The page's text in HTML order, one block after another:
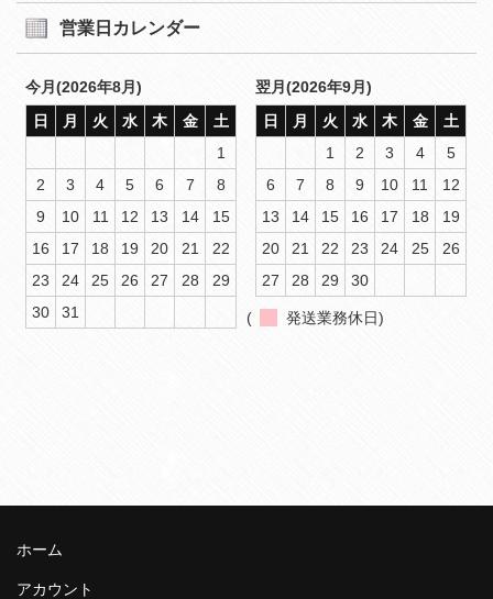
営業日カレンダー
今月(2026年8月)
日
月 火 水 木 金
土
1
2
3 4 5 6 7
8
9
10 11 12 13 14
15
16
17 18 19 20 21
22
23
24 25 26 27 28
29
30
31
翌月(2026年9月)
日
月 火 水 木 金
土
1
2 3 4
5
6
7 8 9 10 11
12
13
14 15 16 17 18
19
20
21 22 23 24 25
26
27
28 29 30
( 発送業務休日)
ホーム
アカウント